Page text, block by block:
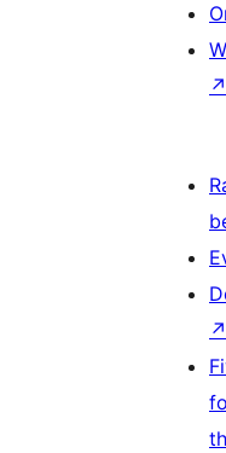
↗
↗